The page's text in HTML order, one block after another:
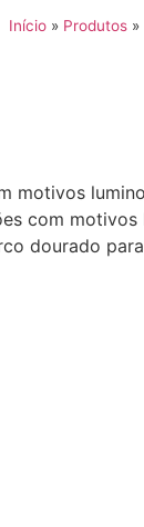
Início » Produtos »